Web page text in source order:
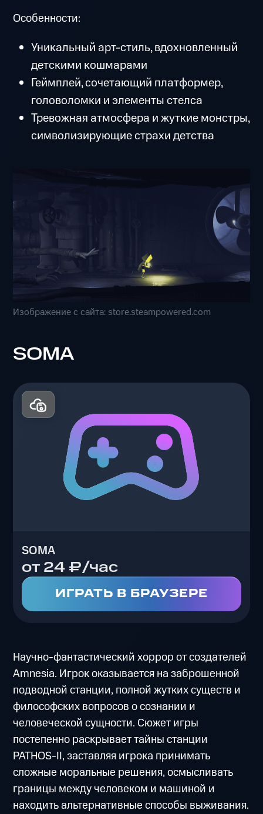
Особенности:
Уникальный арт-стиль, вдохновленный
детскими кошмарами
Геймплей, сочетающий платформер,
головоломки и элементы стелса
Тревожная атмосфера и жуткие монстры,
символизирующие страхи детства
Изображение с сайта: store.steampowered.com
SOMA
SOMA
от 24 ₽/час
ИГРАТЬ В БРАУЗЕРЕ
Научно-фантастический хоррор от создателей
Amnesia. Игрок оказывается на заброшенной
подводной станции, полной жутких существ и
философских вопросов о сознании и
человеческой сущности. Сюжет игры
постепенно раскрывает тайны станции
PATHOS-II, заставляя игрока принимать
сложные моральные решения, осмысливать
границы между человеком и машиной и
находить альтернативные способы выживания.